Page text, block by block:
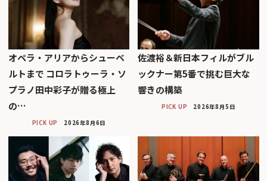
オペラ・アリアからシューベ
ルトまで コロラトゥーラ・ソ
プラノ田中彩子が贈る極上
の…
PICK UP 2026年8月6日
佐渡裕＆新日本フィルがブル
ックナー第5番で挑む巨大な
響きの構築
PICK UP 2026年8月5日